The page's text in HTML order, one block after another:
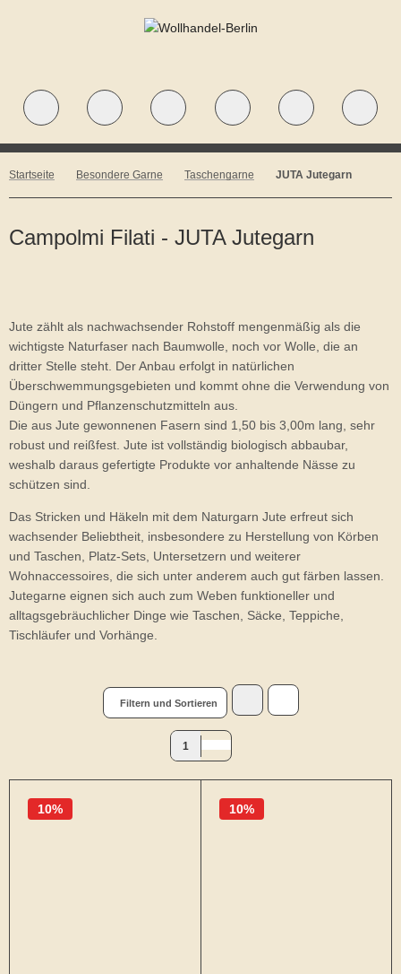
Startseite Besondere Garne Taschengarne JUTA Jutegarn
Campolmi Filati - JUTA Jutegarn
Jute zählt als nachwachsender Rohstoff mengenmäßig als die
wichtigste Naturfaser nach Baumwolle, noch vor Wolle, die an
dritter Stelle steht. Der Anbau erfolgt in natürlichen
Überschwemmungsgebieten und kommt ohne die Verwendung von
Düngern und Pflanzenschutzmitteln aus.
Die aus Jute gewonnenen Fasern sind 1,50 bis 3,00m lang, sehr
robust und reißfest. Jute ist vollständig biologisch abbaubar,
weshalb daraus gefertigte Produkte vor anhaltende Nässe zu
schützen sind.
Das Stricken und Häkeln mit dem Naturgarn Jute erfreut sich
wachsender Beliebtheit, insbesondere zu Herstellung von Körben
und Taschen, Platz-Sets, Untersetzern und weiterer
Wohnaccessoires, die sich unter anderem auch gut färben lassen.
Jutegarne eignen sich auch zum Weben funktioneller und
alltagsgebräuchlicher Dinge wie Taschen, Säcke, Teppiche,
Tischläufer und Vorhänge.
Filtern und Sortieren
1
10% 10%